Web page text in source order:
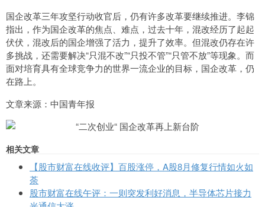
国企改革三年攻坚行动收官后，仍有许多改革要继续推进。李锦
指出，作为国企改革的焦点、难点，过去十年，混改经历了起起
伏伏，混改后的国企增强了活力，提升了效率。但混改仍存在许
多挑战，还需要解决“只混不改”“只投不管”“只管不放”等现象。而
面对培育具有全球竞争力的世界一流企业的目标，国企改革，仍
在路上。
文章来源：中国青年报
相关文章
【股市财富在线收评】百股涨停，A股8月修复行情如火如
荼
股市财富在线午评：一则突发利好消息，半导体芯片接力